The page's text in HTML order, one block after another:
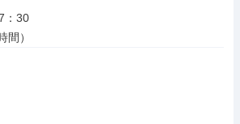
：30
間）